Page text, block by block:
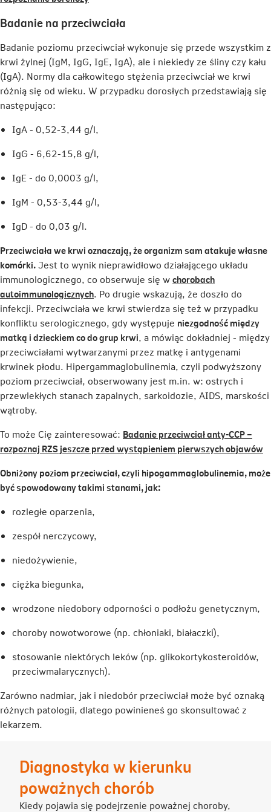
się
nowej
karcie
Badanie na przeciwciała
Badanie poziomu przeciwciał wykonuje się przede wszystkim z
krwi żylnej (IgM, IgG, IgE, IgA), ale i niekiedy ze śliny czy kału
(IgA). Normy dla całkowitego stężenia przeciwciał we krwi
różnią się od wieku. W przypadku dorosłych przedstawiają się
następująco:
IgA - 0,52-3,44 g/l,
IgG - 6,62-15,8 g/l,
IgE - do 0,0003 g/l,
IgM - 0,53-3,44 g/l,
IgD - do 0,03 g/l.
Przeciwciała we krwi oznaczają, że organizm sam atakuje własne
komórki.Jest to wynik nieprawidłowo działającego układu
immunologicznego, co obserwuje się wchorobach
autoimmunologicznychLink
otwiera
się
w
nowej
karcie
. Po drugie wskazują, że doszło do
infekcji. Przeciwciała we krwi stwierdza się też w przypadku
konfliktu serologicznego, gdy występuje niezgodność między
matką i dzieckiem co do grup krwi, a mówiąc dokładniej - między
przeciwciałami wytwarzanymi przez matkę i antygenami
krwinek płodu. Hipergammaglobulinemia, czyli podwyższony
poziom przeciwciał, obserwowany jest m.in. w: ostrych i
przewlekłych stanach zapalnych, sarkoidozie, AIDS, marskości
wątroby.
To może Cię zainteresować: Badanie przeciwciał anty-CCP –
rozpoznaj RZS jeszcze przed wystąpieniem pierwszych objawów
Obniżony poziom przeciwciał, czyli hipogammaglobulinemia, może
być spowodowany takimi stanami, jak:
rozległe oparzenia,
zespół nerczycowy,
niedożywienie,
ciężka biegunka,
wrodzone niedobory odporności o podłożu genetycznym,
choroby nowotworowe (np. chłoniaki, białaczki),
stosowanie niektórych leków (np. glikokortykosteroidów,
przeciwmalarycznych).
Zarówno nadmiar, jak i niedobór przeciwciał może być oznaką
różnych patologii, dlatego powinieneś go skonsultować z
lekarzem.
Diagnostyka w kierunku
poważnych chorób
Kiedy pojawia się podejrzenie poważnej choroby,